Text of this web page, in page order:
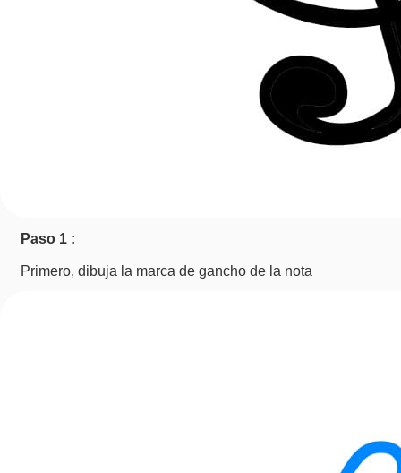
Paso 1 :
Primero, dibuja la marca de gancho de la nota